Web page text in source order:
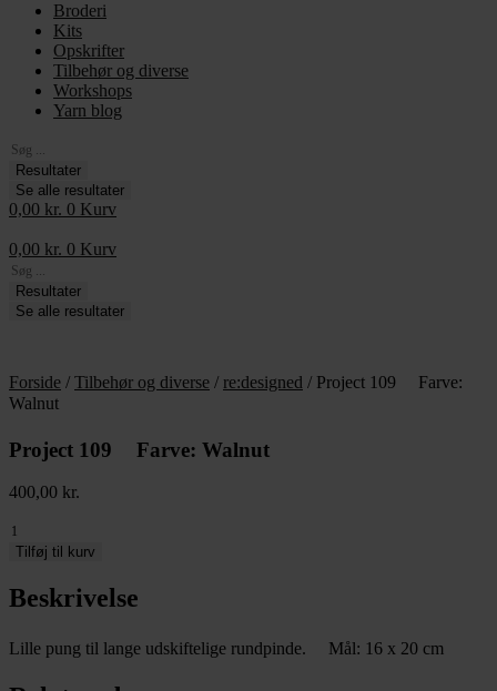
Broderi
Kits
Opskrifter
Tilbehør og diverse
Workshops
Yarn blog
Search
...Resultater
Se alle resultater
0,00 kr. 0 Kurv
0,00 kr. 0 Kurv
Search
...Resultater
Se alle resultater
Forside / Tilbehør og diverse / re:designed / Project 109 Farve:
Walnut
Project 109 Farve: Walnut
400,00 kr.
Project
109
Farve:
antal
Tilføj til kurv
Beskrivelse
Lille pung til lange udskiftelige rundpinde. Mål: 16 x 20 cm